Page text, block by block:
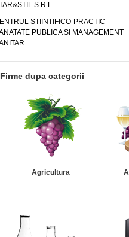
S.R.L.
STIINTIFICO-PRACTIC
PUBLICA SI MANAGEMENT
Firme dupa categorii
Agricultura